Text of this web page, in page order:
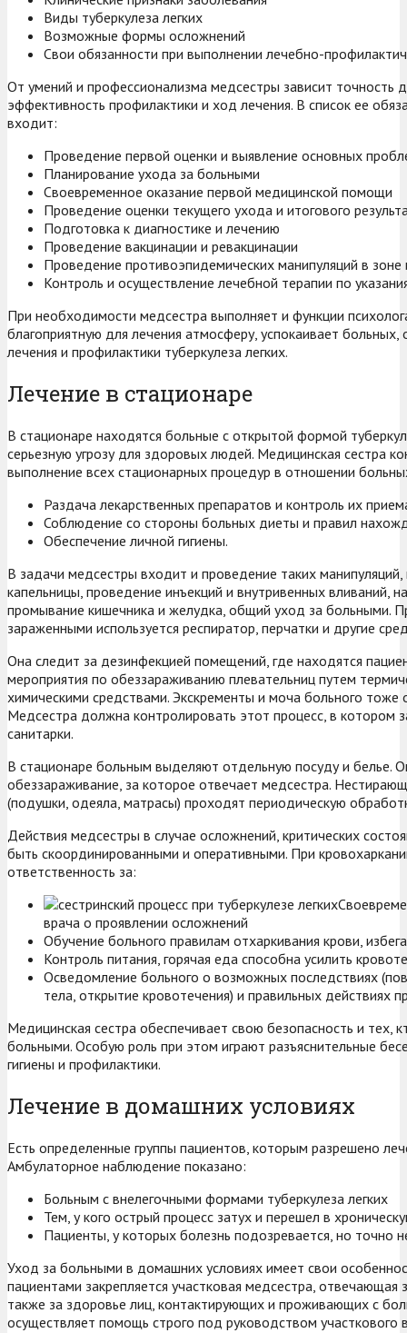
Виды туберкулеза легких
Возможные формы осложнений
Свои обязанности при выполнении лечебно-
От умений и профессионализма медсестры зависит точность
эффективность профилактики и ход лечения. В список ее
входит:
Проведение первой оценки и выявление основных
Планирование ухода за больными
Своевременное оказание первой медицинской помощи
Проведение оценки текущего ухода и итогового
Подготовка к диагностике и лечению
Проведение вакцинации и ревакцинации
Проведение противоэпидемических манипуляций в зоне
Контроль и осуществление лечебной терапии по
При необходимости медсестра выполняет и функции
благоприятную для лечения атмосферу, успокаивает больных,
лечения и профилактики туберкулеза легких.
Лечение в стационаре
В стационаре находятся больные с открытой формой
серьезную угрозу для здоровых людей. Медицинская сестра
выполнение всех стационарных процедур в отношении
Раздача лекарственных препаратов и контроль их
Соблюдение со стороны больных диеты и правил
Обеспечение личной гигиены.
В задачи медсестры входит и проведение таких манипуляций,
капельницы, проведение инъекций и внутривенных вливаний,
промывание кишечника и желудка, общий уход за больными.
зараженными используется респиратор, перчатки и другие
Она следит за дезинфекцией помещений, где находятся
мероприятия по обеззараживанию плевательниц путем
химическими средствами. Экскременты и моча больного тоже
Медсестра должна контролировать этот процесс, в котором
санитарки.
В стационаре больным выделяют отдельную посуду и белье.
обеззараживание, за которое отвечает медсестра.
(подушки, одеяла, матрасы) проходят периодическую
Действия медсестры в случае осложнений, критических
быть скоординированными и оперативными. При
ответственность за:
врача о проявлении осложнений
Обучение больного правилам отхаркивания крови,
Контроль питания, горячая еда способна усилить
Осведомление больного о возможных последствиях
тела, открытие кровотечения) и правильных действиях
Медицинская сестра обеспечивает свою безопасность и тех,
больными. Особую роль при этом играют разъяснительные
гигиены и профилактики.
Лечение в домашних условиях
Есть определенные группы пациентов, которым разрешено
Амбулаторное наблюдение показано:
Больным с внелегочными формами туберкулеза легких
Тем, у кого острый процесс затух и перешел в
Пациенты, у которых болезнь подозревается, но точно
Уход за больными в домашних условиях имеет свои
пациентами закрепляется участковая медсестра, отвечающая
также за здоровье лиц, контактирующих и проживающих с
осуществляет помощь строго под руководством участкового